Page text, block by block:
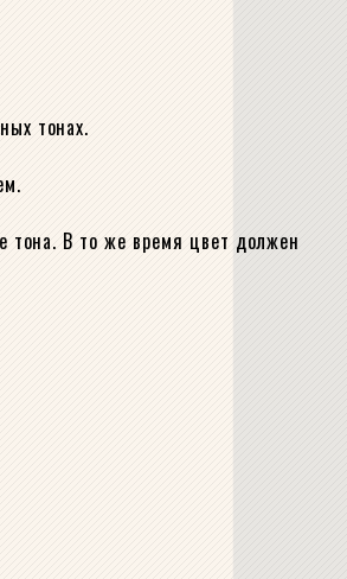
тонах.
тона. В то же время цвет должен